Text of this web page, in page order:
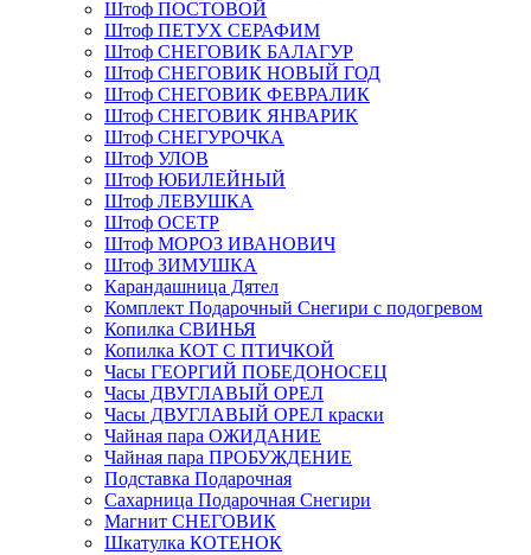
Штоф ПОСТОВОЙ
Штоф ПЕТУХ СЕРАФИМ
Штоф СНЕГОВИК БАЛАГУР
Штоф СНЕГОВИК НОВЫЙ ГОД
Штоф СНЕГОВИК ФЕВРАЛИК
Штоф СНЕГОВИК ЯНВАРИК
Штоф СНЕГУРОЧКА
Штоф УЛОВ
Штоф ЮБИЛЕЙНЫЙ
Штоф ЛЕВУШКА
Штоф ОСЕТР
Штоф МОРОЗ ИВАНОВИЧ
Штоф ЗИМУШКА
Карандашница Дятел
Комплект Подарочный Снегири с подогревом
Копилка СВИНЬЯ
Копилка КОТ С ПТИЧКОЙ
Часы ГЕОРГИЙ ПОБЕДОНОСЕЦ
Часы ДВУГЛАВЫЙ ОРЕЛ
Часы ДВУГЛАВЫЙ ОРЕЛ краски
Чайная пара ОЖИДАНИЕ
Чайная пара ПРОБУЖДЕНИЕ
Подставка Подарочная
Сахарница Подарочная Снегири
Магнит СНЕГОВИК
Шкатулка КОТЕНОК